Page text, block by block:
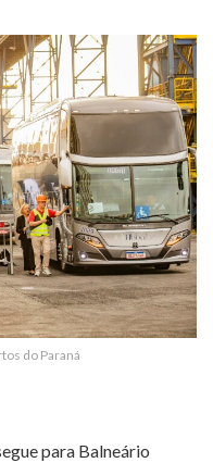
do Paraná
para Balneário